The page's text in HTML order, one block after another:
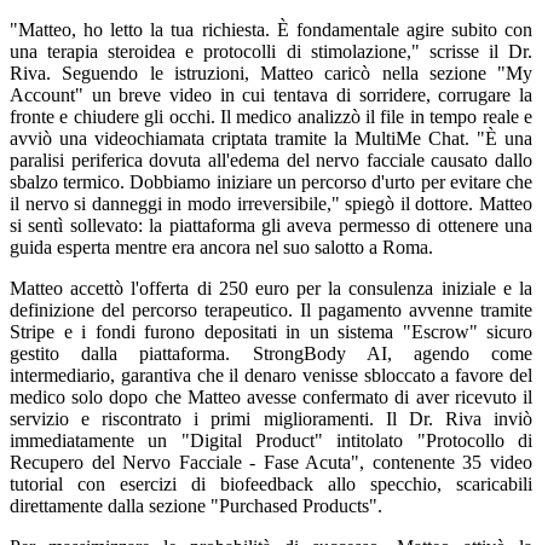
"Matteo, ho letto la tua richiesta. È fondamentale agire subito con
una terapia steroidea e protocolli di stimolazione," scrisse il Dr.
Riva. Seguendo le istruzioni, Matteo caricò nella sezione "My
Account" un breve video in cui tentava di sorridere, corrugare la
fronte e chiudere gli occhi. Il medico analizzò il file in tempo reale e
avviò una videochiamata criptata tramite la MultiMe Chat. "È una
paralisi periferica dovuta all'edema del nervo facciale causato dallo
sbalzo termico. Dobbiamo iniziare un percorso d'urto per evitare che
il nervo si danneggi in modo irreversibile," spiegò il dottore. Matteo
si sentì sollevato: la piattaforma gli aveva permesso di ottenere una
guida esperta mentre era ancora nel suo salotto a Roma.
Matteo accettò l'offerta di 250 euro per la consulenza iniziale e la
definizione del percorso terapeutico. Il pagamento avvenne tramite
Stripe e i fondi furono depositati in un sistema "Escrow" sicuro
gestito dalla piattaforma. StrongBody AI, agendo come
intermediario, garantiva che il denaro venisse sbloccato a favore del
medico solo dopo che Matteo avesse confermato di aver ricevuto il
servizio e riscontrato i primi miglioramenti. Il Dr. Riva inviò
immediatamente un "Digital Product" intitolato "Protocollo di
Recupero del Nervo Facciale - Fase Acuta", contenente 35 video
tutorial con esercizi di biofeedback allo specchio, scaricabili
direttamente dalla sezione "Purchased Products".